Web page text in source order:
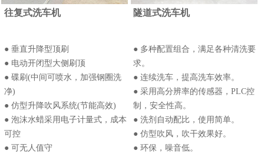
往复式洗车机
● 垂直升降型顶刷
● 电动开闭型大侧刷顶
● 碟刷(中间可喷水，加强钢圈洗
净)
● 仿型升降吹风系统(节能高效)
● 泡沫水蜡采用电子计量式，成本
可控
● 可无人值守
隧道式洗车机
● 多种配置组合，满足各种清洗要
求。
● 连续洗车，提高洗车效率。
● 采用高分辨率的传感器，PLC控
制，安全性高。
● 洗剂自动配比，使用简单。
● 仿型吹风，吹干效果好。
● 环保，噪音低。